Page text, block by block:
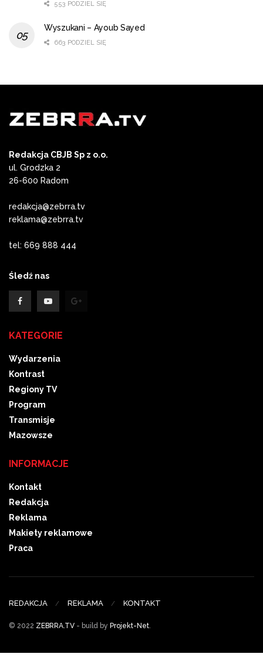
553 PODZIEL SIĘ
Wyszukani – Ayoub Sayed
663 PODZIEL SIĘ
Redakcja CBJB Sp z o.o.
ul. Grodzka 2
26-600 Radom
redakcja@zebrra.tv
reklama@zebrra.tv
tel: 669 888 444
Śledź nas
KATEGORIE
Wydarzenia
Kontrast
Regiony TV
Program
Transmisje
Mazowsze
INFORMACJE
Kontakt
Redakcja
Reklama
Makiety reklamowe
Praca
REDAKCJA REKLAMA KONTAKT
© 2022 ZEBRRA.TV - build by Projekt-Net.